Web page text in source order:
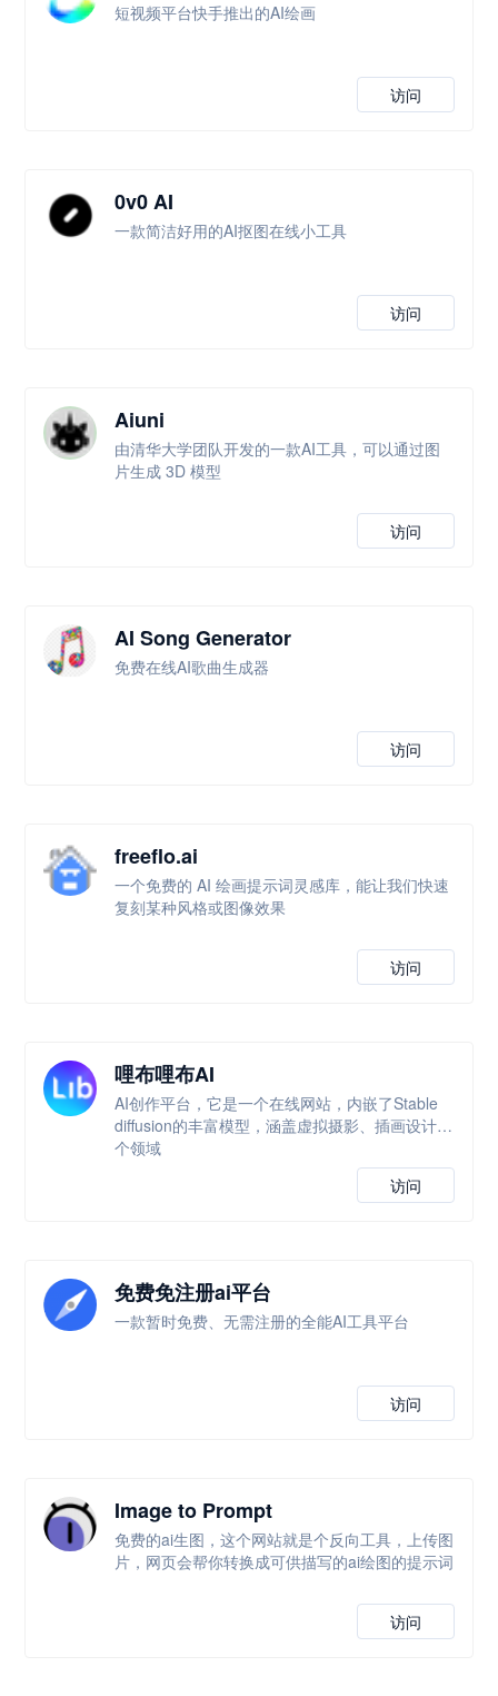
短视频平台快手推出的AI绘画
访问
0v0 AI
一款简洁好用的AI抠图在线小工具
访问
Aiuni
由清华大学团队开发的一款AI工具，可以通过图
片生成 3D 模型
访问
AI Song Generator
免费在线AI歌曲生成器
访问
freeflo.ai
一个免费的 AI 绘画提示词灵感库，能让我们快速
复刻某种风格或图像效果
访问
哩布哩布AI
AI创作平台，它是一个在线网站，内嵌了Stable
diffusion的丰富模型，涵盖虚拟摄影、插画设计多
个领域
访问
免费免注册ai平台
一款暂时免费、无需注册的全能AI工具平台
访问
Image to Prompt
免费的ai生图，这个网站就是个反向工具，上传图
片，网页会帮你转换成可供描写的ai绘图的提示词
访问